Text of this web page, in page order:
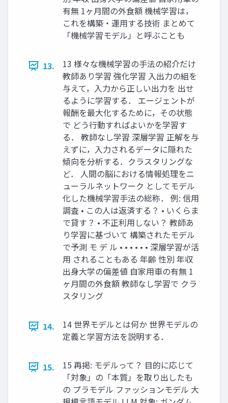
有無 1ヶ月間の外食額 機械学習は，
これを構築・運用する技術 まとめて
「機械学習モデル」と呼ぶことも
13.
13 様々な機械学習の手法の紹介だけ
教師あり学習 強化学習 入出力の組を
与えて，入力から正しい出力を 出せ
るように学習する． エージェントが
報酬を最大化するために，その状態
で どう行動すればよいかを学習す
る． 教師なし学習 深層学習 正解を与
えずに，入力されるデータに隠れた
傾向を分析する．クラスタリングな
ど． 人間の脳における情報処理をニ
ューラルネットワーク としてモデル
化した機械学習手法の総称． 例: 信用
調査 • この人は返済する？ • いくらま
で貸す？ • 不正利用しない？ 教師あ
り学習に基づいて 構築されたモデル
で予測 モ デ ル • • • • • • 深層学習が活
用 されることもある 年齢 性別 年収
出身大学の偏差値 自家用車の有無 1
ヶ月間の外食額 教師なし学習で クラ
スタリング
14.
14 世界モデルとは何か 世界モデルの
定義と学習方法を説明する．
15.
15 再掲: モデルって？ 目的に応じて
「対象」の「本質」を取り出したも
の プラモデル ファッションモデル 大